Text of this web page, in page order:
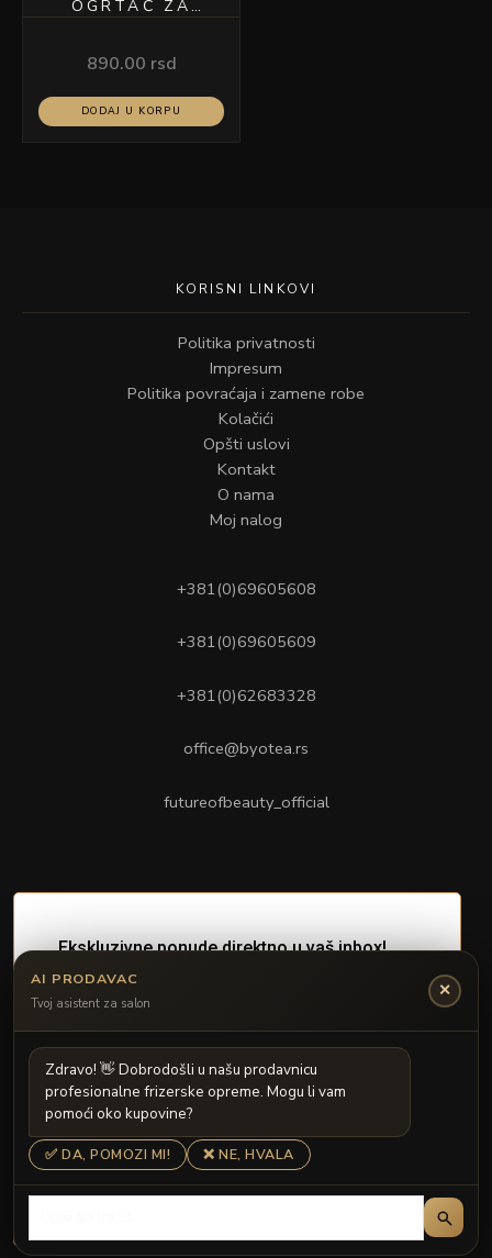
OGRTAČ ZA
890.00 rsd
DODAJ U KORPU
KORISNI LINKOVI
Politika privatnosti
Impresum
Politika povraćaja i zamene robe
Kolačići
Opšti uslovi
Kontakt
O nama
Moj nalog
+381(0)69605608
+381(0)69605609
+381(0)62683328
office@byotea.rs
futureofbeauty_official
AI PRODAVAC
Tvoj asistent za salon
✕
Zdravo! Dobrodošli u našu prodavnicu
profesionalne frizerske opreme. Mogu li vam
pomoći oko kupovine?
✅ DA, POMOZI MI! ❌ NE, HVALA